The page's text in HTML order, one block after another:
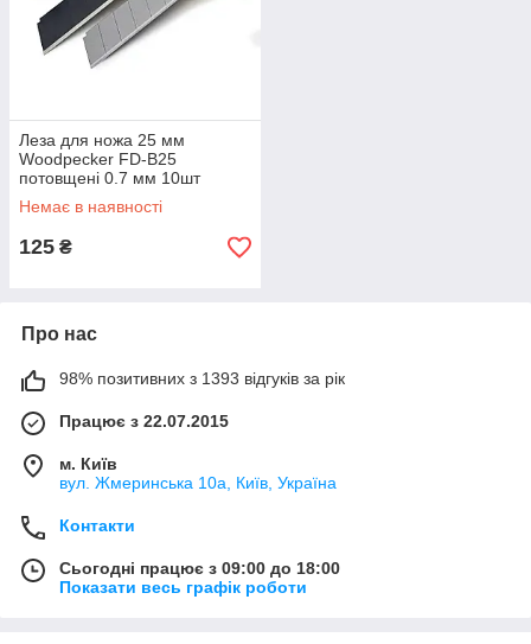
Леза для ножа 25 мм
Woodpecker FD-B25
потовщені 0.7 мм 10шт
Немає в наявності
125 ₴
Про нас
98% позитивних з 1393 відгуків за рік
Працює з 22.07.2015
м. Київ
вул. Жмеринська 10а, Київ, Україна
Контакти
Сьогодні працює з 09:00 до 18:00
Показати весь графік роботи